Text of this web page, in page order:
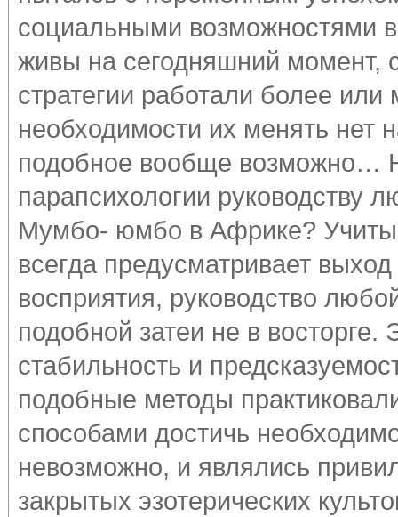
социальными возможностями
живы на сегодняшний момент,
стратегии работали более
необходимости их менять нет
подобное вообще возможно…
парапсихологии руководству
Мумбо- юмбо в Африке?
всегда предусматривает
восприятия, руководство
подобной затеи не в
стабильность и
подобные методы
способами достичь
невозможно, и являлись
закрытых эзотерических